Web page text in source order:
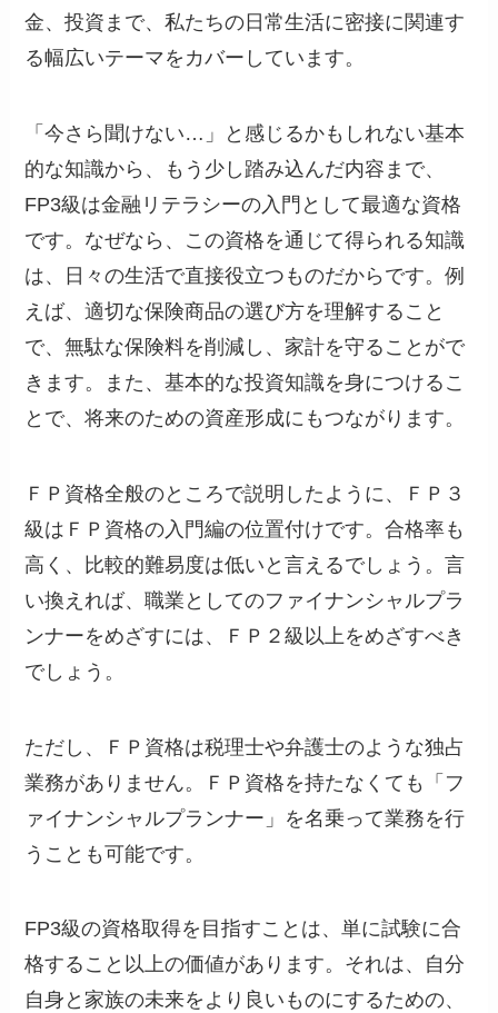
金、投資まで、私たちの日常生活に密接に関連す
る幅広いテーマをカバーしています。
「今さら聞けない…」と感じるかもしれない基本
的な知識から、もう少し踏み込んだ内容まで、
FP3級は金融リテラシーの入門として最適な資格
です。なぜなら、この資格を通じて得られる知識
は、日々の生活で直接役立つものだからです。例
えば、適切な保険商品の選び方を理解すること
で、無駄な保険料を削減し、家計を守ることがで
きます。また、基本的な投資知識を身につけるこ
とで、将来のための資産形成にもつながります。
ＦＰ資格全般のところで説明したように、ＦＰ３
級はＦＰ資格の入門編の位置付けです。合格率も
高く、比較的難易度は低いと言えるでしょう。言
い換えれば、職業としてのファイナンシャルプラ
ンナーをめざすには、ＦＰ２級以上をめざすべき
でしょう。
ただし、ＦＰ資格は税理士や弁護士のような独占
業務がありません。ＦＰ資格を持たなくても「フ
ァイナンシャルプランナー」を名乗って業務を行
うことも可能です。
FP3級の資格取得を目指すことは、単に試験に合
格すること以上の価値があります。それは、自分
自身と家族の未来をより良いものにするための、